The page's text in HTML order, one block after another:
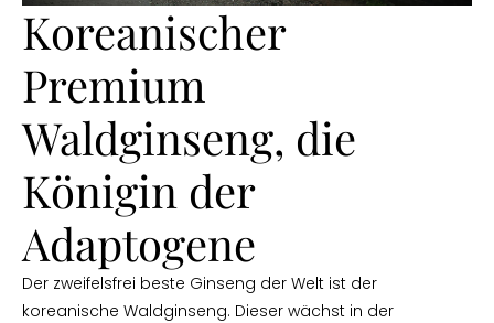
Koreanischer
Premium
Waldginseng, die
Königin der
Adaptogene
Der zweifelsfrei beste Ginseng der Welt ist der
koreanische Waldginseng. Dieser wächst in der